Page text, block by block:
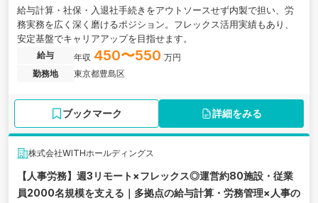
給与計算・社保・入退社手続きをアウトソースせず内製で担い、労
務実務を広く深く磨けるポジション。フレックス活用実績もあり、
安定基盤でキャリアアップを目指せます。
給与 年収 450〜550 万円
勤務地
東京都豊島区
ブックマーク 詳細をみる
株式会社WITHホールディングス
【人事労務】週3リモート×フレックス◎運営約80施設・従業
員2000名規模を支える｜多拠点の給与計算・労務管理×人事の